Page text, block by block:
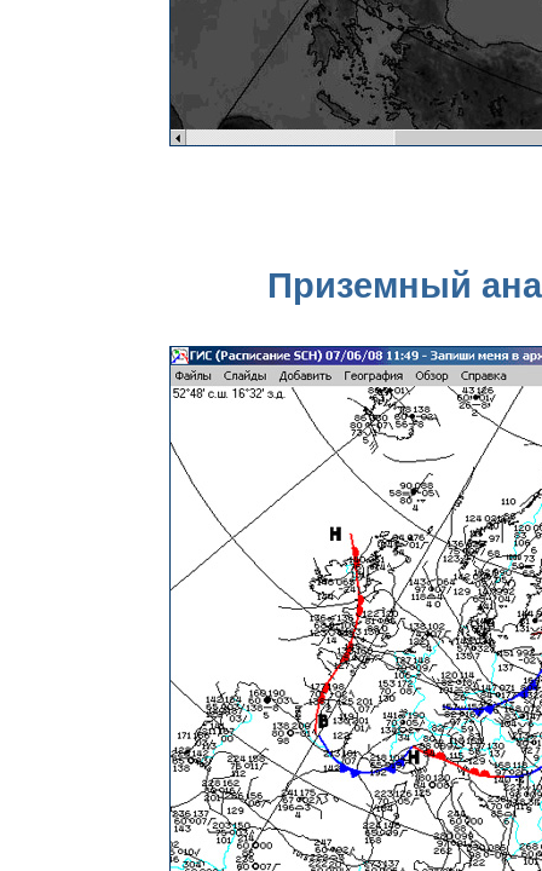
Приземный